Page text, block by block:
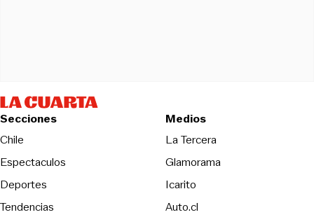
Secciones
Chile
Espectaculos
Deportes
Tendencias
Medios
La TerceraOpens in new
Glamorama
Icarito
Auto.cl